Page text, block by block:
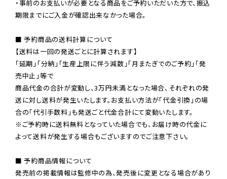
・事前のお支払いが必要となる商品をご予約いただいた方で、振込
期限までにご入金が確認出来なかった場合。
■ 予約商品の送料計算について
【送料は一回の発送ごとに計算されます】
「延期」「分納」「生産上限に伴う減数」「月またぎでのご予約」「発
売中止」等で
商品代金の合計が変動し、3万円未満となった場合、それぞれの発
送に対し送料が発生いたします。お支払い方法が「代金引換」の場
※ご予約時に送料無料となっていた場合でも、お届け時の代金に
よって送料が発生する場合もございますのでご注意下さい。
■ 予約商品情報について
発売前の掲載情報は監修中の為、発売後に変更となる場合があり